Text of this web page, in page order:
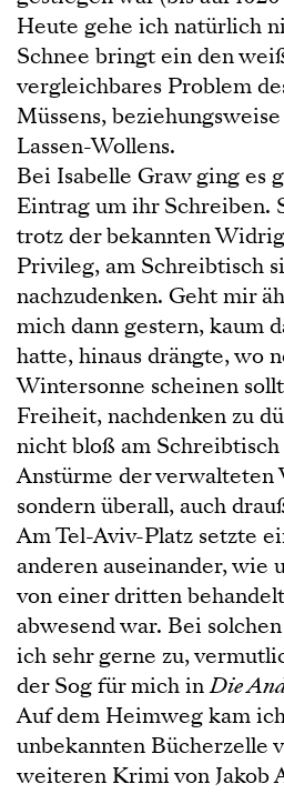
Heute gehe ich natürlich
Schnee bringt ein den
vergleichbares Problem
Müssens,
Lassen-Wollens.
Bei Isabelle Graw ging es
Eintrag um ihr Schreiben.
trotz der bekannten
Privileg, am Schreibtisch
nachzudenken. Geht mir
mich dann gestern, kaum
hatte, hinaus drängte, wo
Wintersonne scheinen
Freiheit, nachdenken zu
nicht bloß am
Anstürme der
sondern überall, auch
Am Tel-Aviv-Platz setzte
anderen auseinander, wie
von einer dritten
abwesend war. Bei
ich sehr gerne zu,
der Sog für mich inDie
Auf dem Heimweg kam
unbekannten Bücherzelle
weiteren Krimi von Jakob